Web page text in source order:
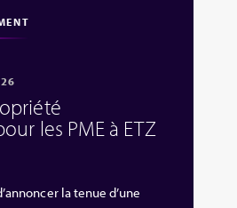
les PME à ETZ
la tenue d’une